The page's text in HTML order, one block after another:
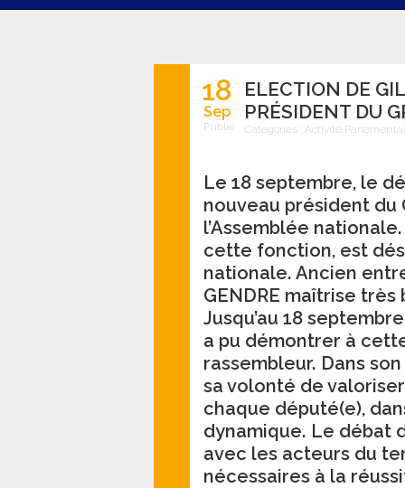
18
Sep
ELECTION DE
PRÉSIDENT DU
Catégories : Activité
Le 18 septembre, le
nouveau président du
l’Assemblée
cette fonction, est
nationale. Ancien
GENDRE maîtrise
Jusqu’au 18
a pu démontrer à
rassembleur. Dans
sa volonté de
chaque député(e),
dynamique. Le débat
avec les acteurs du
nécessaires à la
Publié